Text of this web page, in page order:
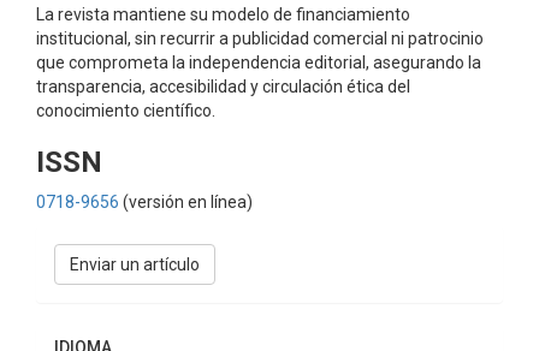
La revista mantiene su modelo de financiamiento
institucional, sin recurrir a publicidad comercial ni patrocinio
que comprometa la independencia editorial, asegurando la
transparencia, accesibilidad y circulación ética del
conocimiento científico.
ISSN
0718-9656 (versión en línea)
Enviar
unEnviar un artículo